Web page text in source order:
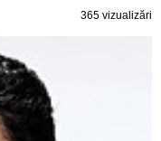
365 vizualizări